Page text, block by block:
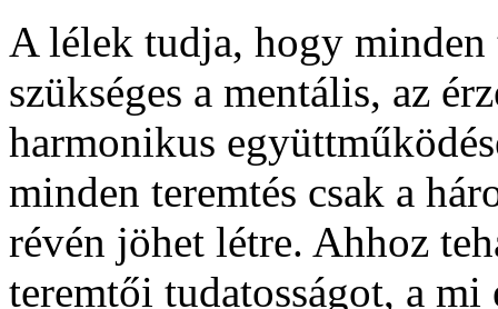
A lélek tudja, hogy minden
szükséges a mentális, az
harmonikus
minden teremtés csak a
révén jöhet létre. Ahhoz
teremtői tudatosságot, a